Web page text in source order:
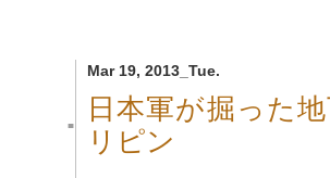
Mar 19, 2013_Tue.
■
日本軍が掘った
リピン